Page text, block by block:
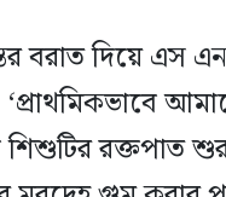
বরাত দিয়ে এস
শিশুটির রক্তপাত